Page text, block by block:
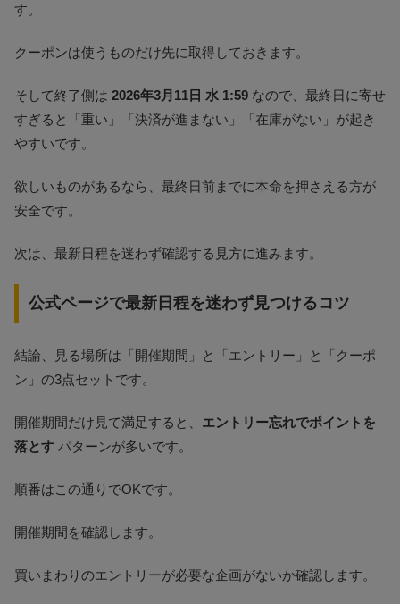
す。
クーポンは使うものだけ先に取得しておきます。
そして終了側は 2026年3月11日 水 1:59 なので、最終日に寄せ
すぎると「重い」「決済が進まない」「在庫がない」が起き
やすいです。
欲しいものがあるなら、最終日前までに本命を押さえる方が
安全です。
次は、最新日程を迷わず確認する見方に進みます。
公式ページで最新日程を迷わず見つけるコツ
結論、見る場所は「開催期間」と「エントリー」と「クーポ
ン」の3点セットです。
開催期間だけ見て満足すると、 エントリー忘れでポイントを
落とす パターンが多いです。
順番はこの通りでOKです。
開催期間を確認します。
買いまわりのエントリーが必要な企画がないか確認します。